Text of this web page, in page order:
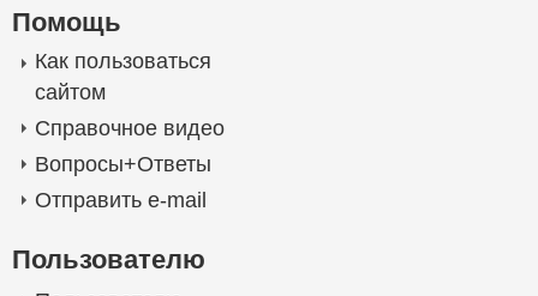
Помощь
Как пользоваться
сайтом
Справочное видео
Вопросы+Ответы
Отправить e-mail
Пользователю